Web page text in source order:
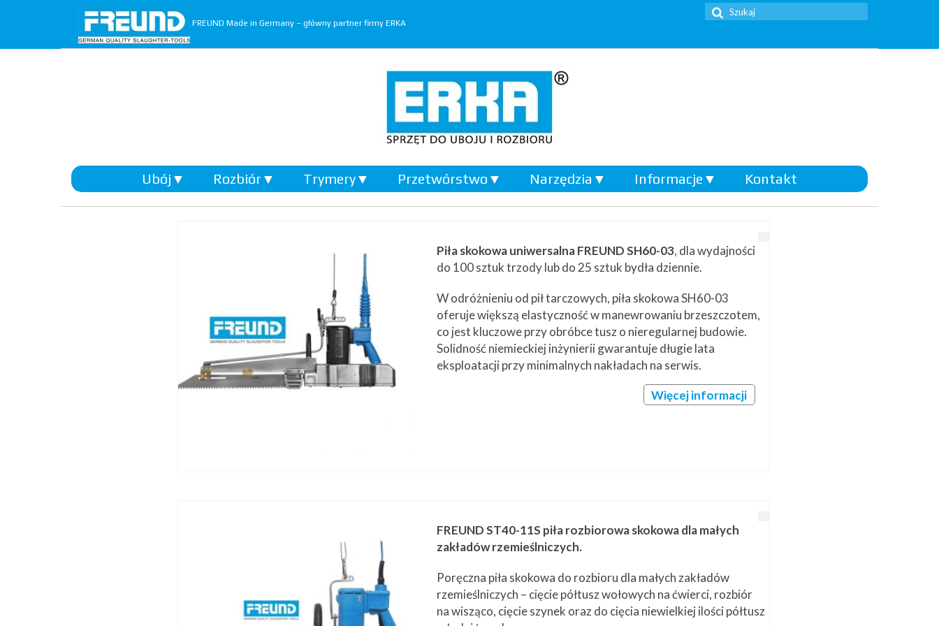
FREUND Made in Germany – główny partner firmy ERKA
Szuklaj
Ubój ▼ Rozbiór ▼ Trymery▼ Przetwórstwo ▼ Narzędzia ▼ Informacje ▼ Kontakt
Piła skokowa uniwersalna FREUND SH60-03, dla wydajności
do 100 sztuk trzody lub do 25 sztuk bydła dziennie.
W odróżnieniu od pił tarczowych, piła skokowa SH60-03
oferuje większą elastyczność w manewrowaniu brzeszczotem,
co jest kluczowe przy obróbce tusz o nieregularnej budowie.
Solidność niemieckiej inżynierii gwarantuje długie lata
eksploatacji przy minimalnych nakładach na serwis.
Więcej informacji
FREUND ST40-11S piła rozbiorowa skokowa dla małych
zakładów rzemieślniczych.
Poręczna piła skokowa do rozbioru dla małych zakładów
rzemieślniczych – cięcie półtusz wołowych na ćwierci, rozbiór
na wisząco, cięcie szynek oraz do cięcia niewielkiej ilości półtusz